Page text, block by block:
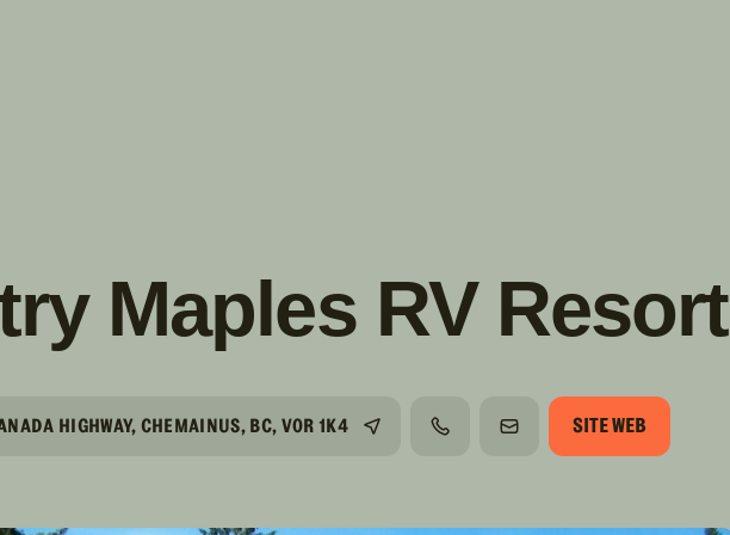
Maples RV Resort
HIGHWAY, CHEMAINUS, BC, V0R 1K4 TÉLÉPHONECOURRIELSITE WEB